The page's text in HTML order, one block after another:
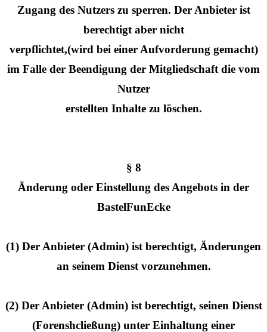
Zugang des Nutzers zu sperren. Der Anbieter ist
berechtigt aber nicht
verpflichtet,(wird bei einer Aufvorderung gemacht)
im Falle der Beendigung der Mitgliedschaft die vom
Nutzer
erstellten Inhalte zu löschen.
§ 8
Änderung oder Einstellung des Angebots in der
BastelFunEcke
(1) Der Anbieter (Admin) ist berechtigt, Änderungen
an seinem Dienst vorzunehmen.
(2) Der Anbieter (Admin) ist berechtigt, seinen Dienst
(Forenshcließung) unter Einhaltung einer